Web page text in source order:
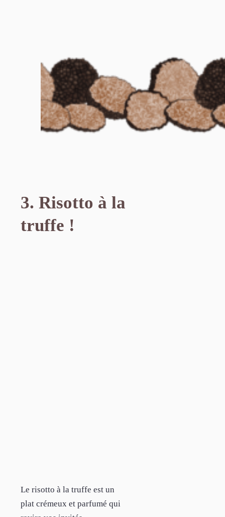
3. Risotto à la
truffe !
Le risotto à la truffe est un
plat crémeux et parfumé qui